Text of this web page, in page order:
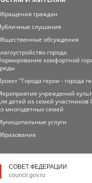
граждан
слушания
обсуждения
города.
комфортной
"Города герои - города
учреждений
детей из семей участников
многодетных семей
услуги
СОВЕТ ФЕДЕРАЦИИ
council.gov.ru